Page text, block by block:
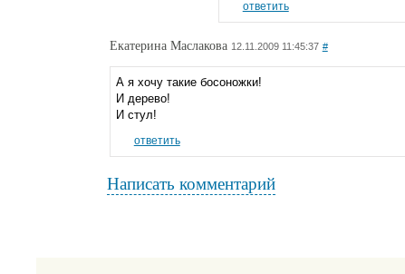
ответить
Екатерина Маслакова 12.11.2009 11:45:37 #
А я хочу такие босоножки!
И дерево!
И стул!
ответить
Написать комментарий